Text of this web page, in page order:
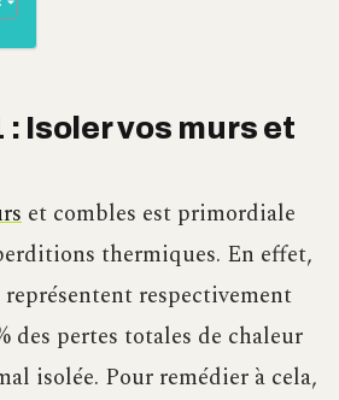
: Isoler vos murs et
et combles est primordiale
thermiques. En effet,
respectivement
des pertes totales de chaleur
isolée. Pour remédier à cela,